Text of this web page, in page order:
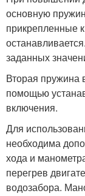
основную
прикрепленные
заданных
Вторая пружина
помощью
включения.
Для
необходима
хода и
перегрев
водозабора.